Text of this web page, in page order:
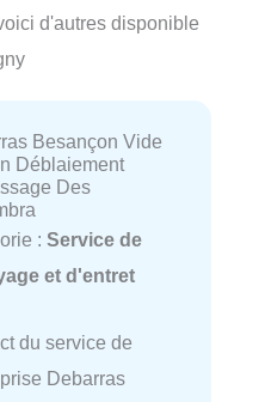
d'autres disponible
Besançon Vide
Déblaiement
Des
: Service de
et d'entret
du service de
Debarras